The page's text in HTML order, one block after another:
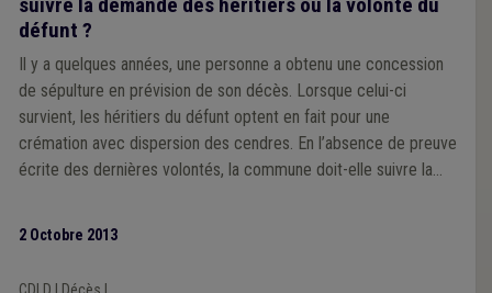
défunt ?
Il y a quelques années, une personne a obtenu une concession
de sépulture en prévision de son décès. Lorsque celui-ci
survient, les héritiers du défunt optent en fait pour une
crémation avec dispersion des cendres. En l’absence de preuve
écrite des dernières volontés, la commune doit-elle suivre la
2 Octobre 2013